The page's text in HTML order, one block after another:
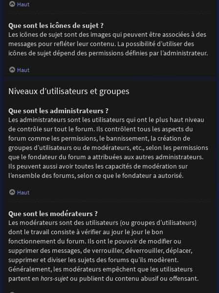
Haut
Que sont les icônes de sujet ?
Les icônes de sujet sont des images qui peuvent être associées à des
messages pour refléter leur contenu. La possibilité d’utiliser des
icônes de sujet dépend des permissions définies par l’administrateur.
Haut
Niveaux d’utilisateurs et groupes
Que sont les administrateurs ?
Les administrateurs sont les utilisateurs qui ont le plus haut niveau
de contrôle sur tout le forum. Ils contrôlent tous les aspects du
forum comme les permissions, le bannissement, la création de
groupes d’utilisateurs ou de modérateurs, etc., selon les permissions
que le fondateur du forum a attribuées aux autres administrateurs.
Ils peuvent aussi avoir toutes les capacités de modération sur
l’ensemble des forums, selon ce que le fondateur a autorisé.
Haut
Que sont les modérateurs ?
Les modérateurs sont des utilisateurs (ou groupes d’utilisateurs)
dont le travail consiste à vérifier au jour le jour le bon
fonctionnement du forum. Ils ont le pouvoir de modifier ou
supprimer des messages, de verrouiller, déverrouiller, déplacer,
supprimer et diviser les sujets des forums qu’ils modèrent.
Généralement, les modérateurs empêchent que les utilisateurs
partent en hors-sujetou publient du contenu abusif ou offensant.